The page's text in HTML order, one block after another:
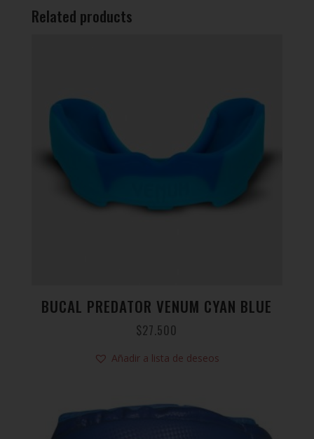
Related products
BUCAL PREDATOR VENUM CYAN BLUE
$27.500
Añadir a lista de deseos